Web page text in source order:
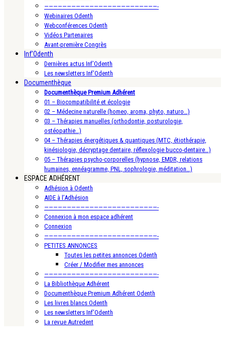
—————————————————————————-
Webinaires Odenth
Webconférences Odenth
Vidéos Partenaires
Avant-première Congrès
Inf’Odenth
Dernières actus Inf’Odenth
Les newsletters Inf’Odenth
Documenthèque
Documenthèque Premium Adhérent
01 – Biocompatibilité et écologie
02 – Médecine naturelle (homeo, aroma, phyto, naturo…)
03 – Thérapies manuelles (orthodontie, posturologie,
ostéopathie…)
04 – Thérapies énergétiques & quantiques (MTC, étiothérapie,
kinésiologie, décryptage dentaire, réflexologie bucco-dentaire…)
05 – Thérapies psycho-corporelles (hypnose, EMDR, relations
humaines, ennéagramme, PNL, sophrologie, méditation…)
ESPACE ADHÉRENT
Adhésion à Odenth
AIDE à l’Adhésion
—————————————————————————-
Connexion à mon espace adhérent
Connexion
—————————————————————————-
PETITES ANNONCES
Toutes les petites annonces Odenth
Créer / Modifier mes annonces
—————————————————————————-
La Bibliothèque Adhérent
Documenthèque Premium Adhérent Odenth
Les livres blancs Odenth
Les newsletters Inf’Odenth
La revue Autredent